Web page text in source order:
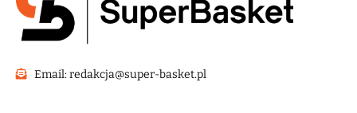
Email: redakcja@super-basket.pl